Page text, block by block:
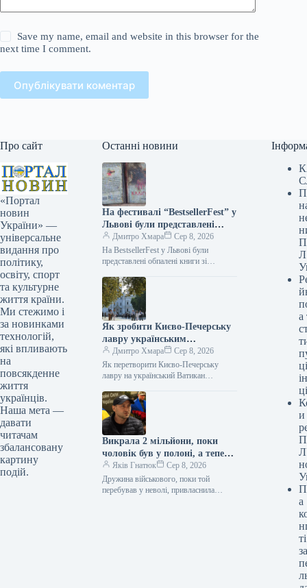
Save my name, email and website in this browser for the
next time I comment.
Опублікувати коментар
Про сайт
«Портал
новин
України» —
універсальне
видання про
політику,
освіту, спорт
та культурне
життя країни.
Ми стежимо і
за новинками
технологій,
які впливають
на
повсякденне
життя
українців.
Наша мета —
давати
читачам
збалансовану
картину
подій.
Останні новини
На фестивалі “BestsellerFest” у
Львові були представлені
обгорілі книги з харківського
складу, який постраждав від
російського обстрілу.
Дмитро Хмара
Сер 8, 2026
На BestsellerFest у Львові були
представлені обпалені книги зі
08.08.2026 08:54 Укрінформ “Фабула”
та інші видавничі…
Як зробити Києво-Печерську
лавру українським
Ватиканом
Дмитро Хмара
Сер 8, 2026
Як перетворити Києво-Печерську
лавру на український Ватикан
України роз’яснили, що вони можуть
зробити для цього Під…
Викрала 2 мільйони, поки
чоловік був у полоні, а тепер
претендує на аліменти з його
мізерної пенсії: цинічна
історія з колишньою
Яків Гнатюк
Сер 8, 2026
Дружина військового, поки той
перебував у неволі, привласнила
Л
а
ці
и
а